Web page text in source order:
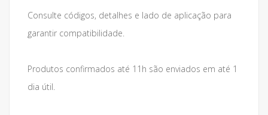
Consulte códigos, detalhes e lado de aplicação para
garantir compatibilidade.
Produtos confirmados até 11h são enviados em até 1
dia útil.